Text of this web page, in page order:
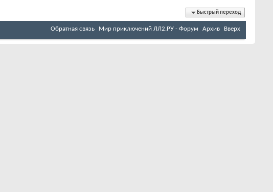
Быстрый переход
Обратная связь Мир приключений ЛЛ2.РУ - Форум Архив Вверх